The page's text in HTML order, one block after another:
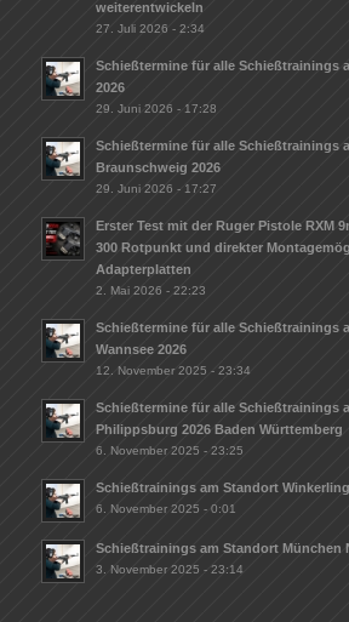
weiterentwickeln
27. Juli 2026 - 2:34
Schießtermine für alle Schießtrainings
2026
29. Juni 2026 - 17:28
Schießtermine für alle Schießtrainings
Braunschweig 2026
29. Juni 2026 - 17:27
Erster Test mit der Ruger Pistole RXM
300 Rotpunkt und direkter
Adapterplatten
2. Mai 2026 - 22:23
Schießtermine für alle Schießtrainings
Wannsee 2026
12. November 2025 - 23:34
Schießtermine für alle Schießtrainings
Philippsburg 2026 Baden Württemberg
6. November 2025 - 23:25
Schießtrainings am Standort
6. November 2025 - 0:01
Schießtrainings am Standort München
3. November 2025 - 23:14